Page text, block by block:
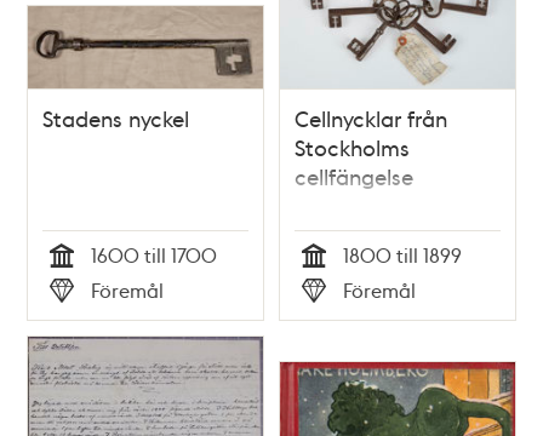
Stadens nyckel
Tid
1600 till 1700
Typ
Föremål
Cellnycklar från
Stockholms
cellfängelse
Tid
1800 till 1899
Typ
Föremål